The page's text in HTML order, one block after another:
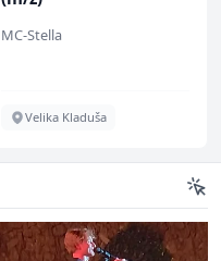
MC-Stella
Velika Kladuša